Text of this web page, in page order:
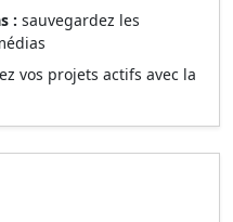
: sauvegardez les
vos projets actifs avec la